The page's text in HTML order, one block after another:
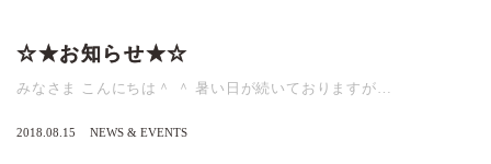
☆★お知らせ★☆
みなさま こんにちは＾ ＾ 暑い日が続いておりますが…
2018.08.15 NEWS & EVENTS